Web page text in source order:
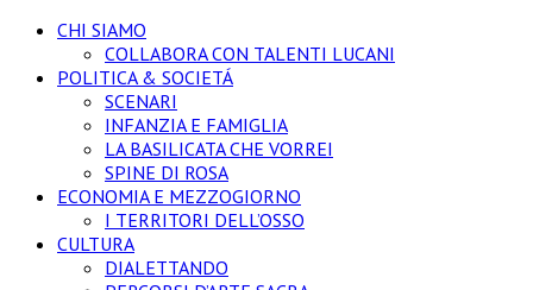
CHI SIAMO
COLLABORA CON TALENTI LUCANI
POLITICA & SOCIETÁ
SCENARI
INFANZIA E FAMIGLIA
LA BASILICATA CHE VORREI
SPINE DI ROSA
ECONOMIA E MEZZOGIORNO
I TERRITORI DELL’OSSO
CULTURA
DIALETTANDO